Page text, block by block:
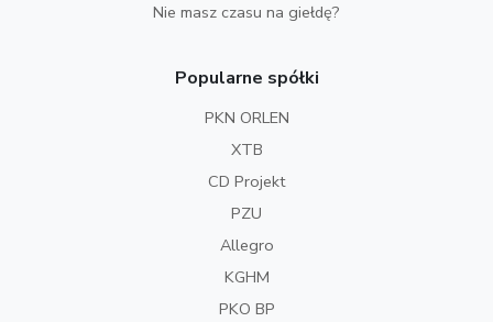
Nie masz czasu na giełdę?
Popularne spółki
PKN ORLEN
XTB
CD Projekt
PZU
Allegro
KGHM
PKO BP